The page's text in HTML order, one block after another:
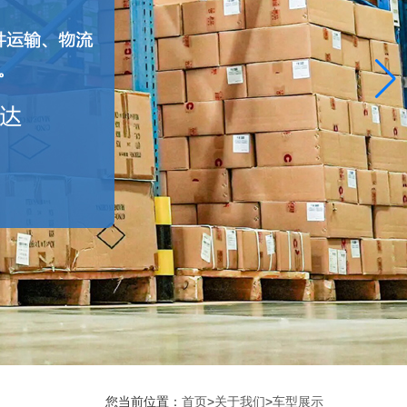
您当前位置： 首页>关于我们>车型展示